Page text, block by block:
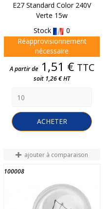
E27 Standard Color 240V
Verte 15w
Stock
0
Réapprovisionnement
nécessaire
Prix
A partir de 1,51 € TTC
soit 1,26 € HT
ACHETER
ajouter à comparaison
100008 FIN DE STOCK